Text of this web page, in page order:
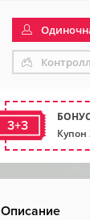
3+3
Купон
Описание